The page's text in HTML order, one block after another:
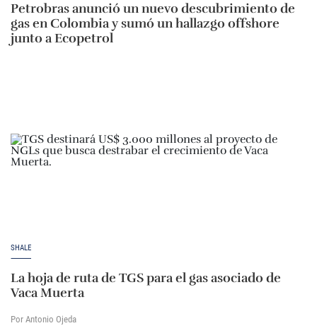
Petrobras anunció un nuevo descubrimiento de
gas en Colombia y sumó un hallazgo offshore
junto a Ecopetrol
SHALE
La hoja de ruta de TGS para el gas asociado de
Vaca Muerta
Por Antonio Ojeda